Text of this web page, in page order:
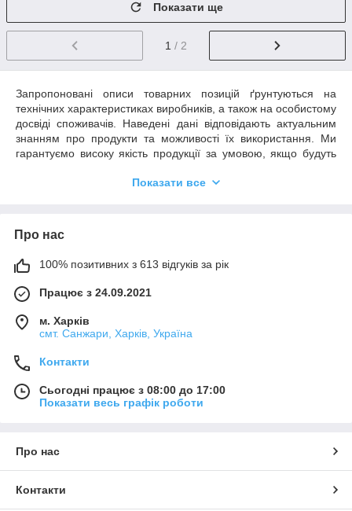
Показати ще
1 / 2
Запропоновані описи товарних позицій ґрунтуються на
технічних характеристиках виробників, а також на особистому
досвіді споживачів. Наведені дані відповідають актуальним
знанням про продукти та можливості їх використання. Ми
гарантуємо високу якість продукції за умовою, якщо будуть
Необхідним є пробне тестування обраного продукту у зв'язку
застосування продуктів, якщо на кінцевий результат мали
вплив фактори, що знаходяться поза зоною нашого
контролю.
Показати все
Про нас
100% позитивних з 613 відгуків за рік
Працює з 24.09.2021
м. Харків
смт. Санжари, Харків, Україна
Контакти
Сьогодні працює з 08:00 до 17:00
Показати весь графік роботи
Про нас
Контакти